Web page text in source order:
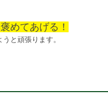
めてあげる！
と頑張ります。